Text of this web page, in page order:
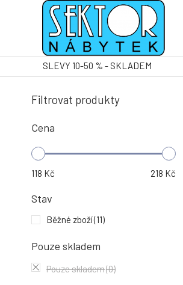
SLEVY 10-50 % - SKLADEM
Filtrovat produkty
Cena
118 Kč 218 Kč
Stav
Běžné zboží(11)
Pouze skladem
Pouze skladem(0)